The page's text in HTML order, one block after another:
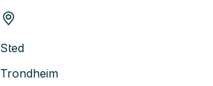
Sted
Trondheim